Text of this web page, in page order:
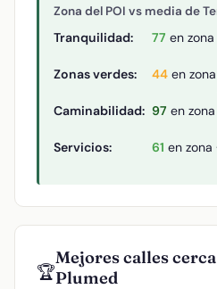
Zona del POI vs media de
Tranquilidad: 77 en
Zonas verdes: 44 en
Caminabilidad: 97 en
Servicios: 61 en zona
🏆
Mejores calles
Plumed